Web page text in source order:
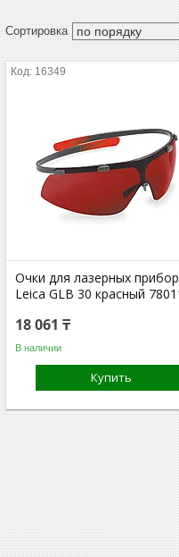
16349
Очки для лазерных
Leica GLB 30 красный
18 061 ₸
В наличии
Купить